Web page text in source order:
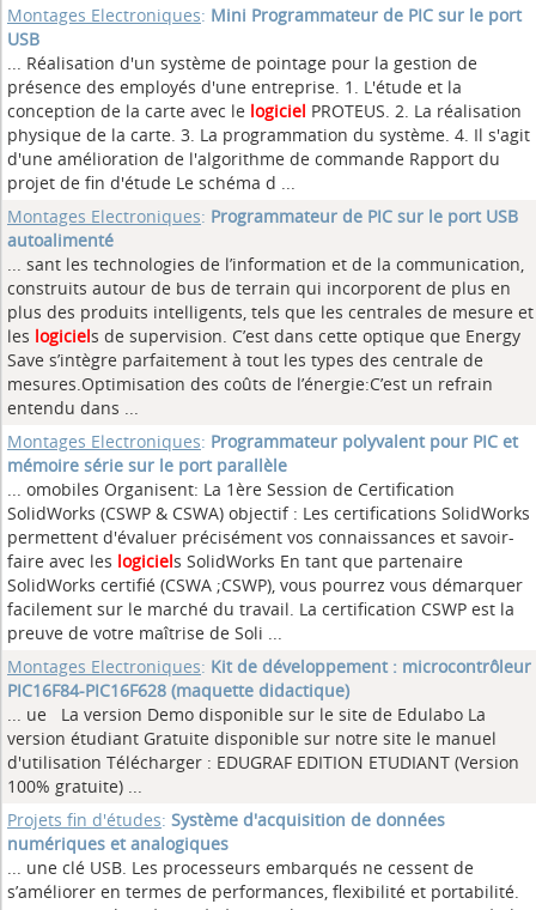
Montages Electroniques: Mini Programmateur de PIC sur le port
USB
... Réalisation d'un système de pointage pour la gestion de
présence des employés d'une entreprise. 1. L'étude et la
conception de la carte avec le logiciel PROTEUS. 2. La réalisation
physique de la carte. 3. La programmation du système. 4. Il s'agit
d'une amélioration de l'algorithme de commande Rapport du
projet de fin d'étude Le schéma d ...
Montages Electroniques: Programmateur de PIC sur le port USB
autoalimenté
... sant les technologies de l’information et de la communication,
construits autour de bus de terrain qui incorporent de plus en
plus des produits intelligents, tels que les centrales de mesure et
les logiciels de supervision. C’est dans cette optique que Energy
Save s’intègre parfaitement à tout les types des centrale de
mesures.Optimisation des coûts de l’énergie:C’est un refrain
entendu dans ...
Montages Electroniques: Programmateur polyvalent pour PIC et
mémoire série sur le port parallèle
... omobiles Organisent: La 1ère Session de Certification
SolidWorks (CSWP & CSWA) objectif : Les certifications SolidWorks
permettent d'évaluer précisément vos connaissances et savoir-
faire avec les logiciels SolidWorks En tant que partenaire
SolidWorks certifié (CSWA ;CSWP), vous pourrez vous démarquer
facilement sur le marché du travail. La certification CSWP est la
preuve de votre maîtrise de Soli ...
Montages Electroniques: Kit de développement : microcontrôleur
PIC16F84-PIC16F628 (maquette didactique)
... ue La version Demo disponible sur le site de Edulabo La
version étudiant Gratuite disponible sur notre site le manuel
d'utilisation Télécharger : EDUGRAF EDITION ETUDIANT (Version
100% gratuite) ...
Projets fin d'études: Système d'acquisition de données
numériques et analogiques
... une clé USB. Les processeurs embarqués ne cessent de
s’améliorer en termes de performances, flexibilité et portabilité.